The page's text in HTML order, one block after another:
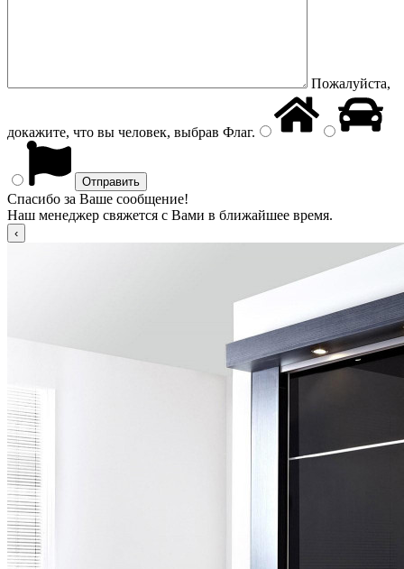
Пожалуйста,
докажите, что вы человек, выбрав Флаг.
Спасибо за Ваше сообщение!
Наш менеджер свяжется с Вами в ближайшее время.